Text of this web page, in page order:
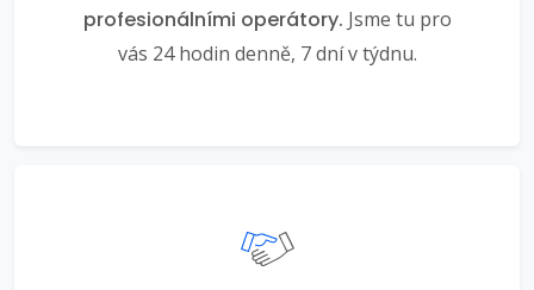
profesionálními operátory. Jsme tu pro
vás 24 hodin denně, 7 dní v týdnu.